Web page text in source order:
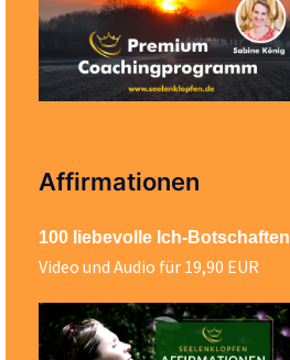
Affirmationen
100 liebevolle Ich-Botschaften
Video und Audio für 19,90 EUR